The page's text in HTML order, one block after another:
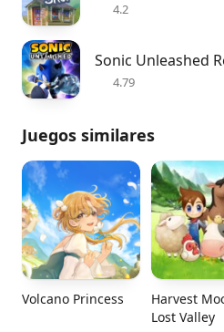
4.2
Sonic Unleashed
4.79
Juegos similares
Volcano Princess
Harvest
Lost Valley